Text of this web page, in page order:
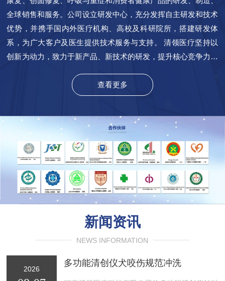
全球销售和服务。公司设立研发中心，充分发挥自主研发和技术
优势，并携手国内外医疗机构、高校及科研院所，搭建研发体
系，为广大客户及医生提供技术服务与支持。 清领医疗坚持以
创新为动力，致力于新产品、新技术的研发，提升核心竞争力。
好”质量方针，公司配备了生产设备和检测设备，建立了国内生
产线和质量管理体系。 弘扬民族品牌，打造健康人生。清领医
临床”为宗旨，立志成为立足中原，享誉世界的医疗器械制造
商，为临床医生、患者提供优质的服务和产品。
查看更多
新闻资讯
NEWS INFORMATION
2026
多功能清创仪犬咬伤规范冲洗